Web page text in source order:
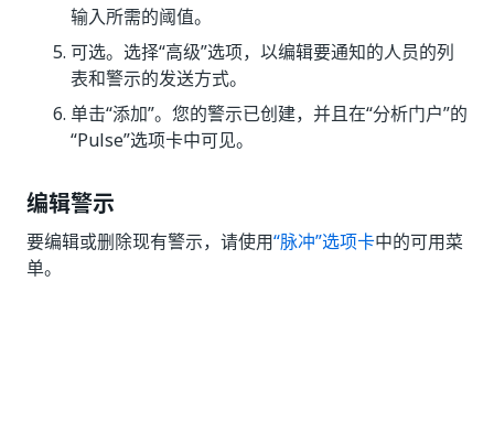
输入所需的阈值。
可选。选择“高级”选项，以编辑要通知的人员的列
表和警示的发送方式。
单击“添加”。您的警示已创建，并且在“分析门户”的
“Pulse”选项卡中可见。
编辑警示
要编辑或删除现有警示，请使用“脉冲”选项卡中的可用菜
单。